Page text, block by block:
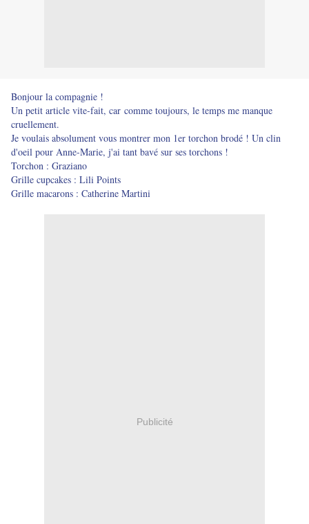
Bonjour la compagnie !
Un petit article vite-fait, car comme toujours, le temps me manque
cruellement.
Je voulais absolument vous montrer mon 1er torchon brodé ! Un clin
d'oeil pour Anne-Marie, j'ai tant bavé sur ses torchons !
Torchon : Graziano
Grille cupcakes : Lili Points
Grille macarons : Catherine Martini
Publicité